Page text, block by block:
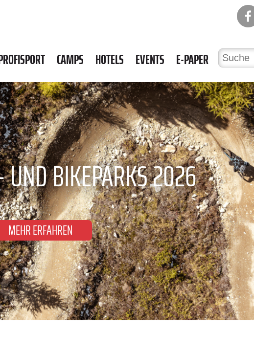
CAMPS HOTELS EVENTS E-PAPER
BIKEPARKS 2026
MEHR ERFAHREN